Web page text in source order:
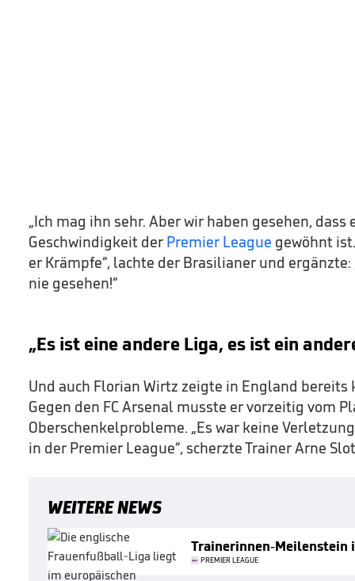
„Ich mag ihn sehr. Aber wir haben gesehen, dass
Geschwindigkeit der Premier League gewöhnt
er Krämpfe“, lachte der Brasilianer und ergänzte:
nie gesehen!“
„Es ist eine andere Liga, es ist ein
Und auch Florian Wirtz zeigte in England bereits
Gegen den FC Arsenal musste er vorzeitig vom
Oberschenkelprobleme. „Es war keine
in der Premier League“, scherzte Trainer Arne
WEITERE NEWS
Trainerinnen-Meilenstein
PREMIER LEAGUE